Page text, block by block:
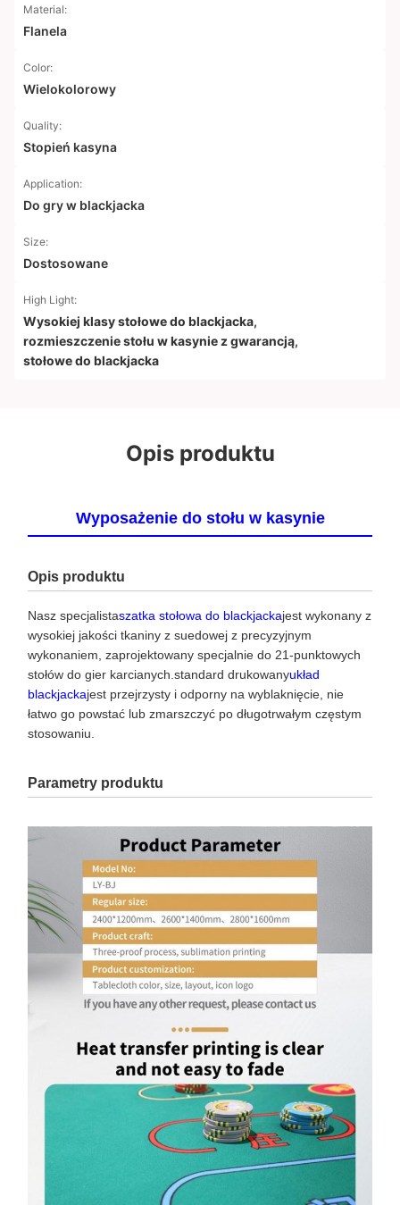
Material:
Flanela
Color:
Wielokolorowy
Quality:
Stopień kasyna
Application:
Do gry w blackjacka
Size:
Dostosowane
High Light:
Wysokiej klasy stołowe do blackjacka,
rozmieszczenie stołu w kasynie z gwarancją,
stołowe do blackjacka
Opis produktu
Wyposażenie do stołu w kasynie
Opis produktu
Nasz specjalistaszatka stołowa do blackjackajest wykonany z
wysokiej jakości tkaniny z suedowej z precyzyjnym
wykonaniem, zaprojektowany specjalnie do 21-punktowych
stołów do gier karcianych.standard drukowanyukład
blackjackajest przejrzysty i odporny na wyblaknięcie, nie
łatwo go powstać lub zmarszczyć po długotrwałym częstym
stosowaniu.
Parametry produktu